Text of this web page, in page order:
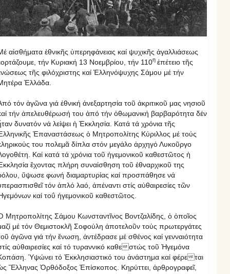
αἰσθήματα ἐθνικῆς ὑπερηφάνειας καί ψυχικῆς ἀγαλλιάσεως
τήν Κυριακή 13 Νοεμβρίου, τήν 110η ἐπέτειο τῆς
τῆς φιλόχριστης καί Ἑλληνόψυχης Σάμου μέ τήν
Ἑλλάδα.
τόν ἀγῶνα γιά ἐθνική ἀνεξαρτησία τοῦ ἀκριτικοῦ μας νησιοῦ
τήν ἀπελευθέρωσή του ἀπό τήν ὀθωμανική βαρβαρότητα δέν
δυνατόν νά λείψει ἡ Ἐκκλησία. Κατά τά χρόνια τῆς
Ἐπαναστάσεως ὁ Μητροπολίτης Κύριλλος μέ τούς
του πολεμᾶ δίπλα στόν μεγάλο ἀρχηγό Λυκοῦργο
Καί κατά τά χρόνια τοῦ ἡγεμονικοῦ καθεστῶτος ἡ
ἔχοντας πλήρη συναίσθηση τοῦ ἐθναρχικοῦ της
ὕψωσε φωνή διαμαρτυρίας καί προσπάθησε νά
τόν ἁπλό λαό, ἀπέναντι στίς αὐθαιρεσίες τῶν
καί τοΰ ἡγεμονικοῦ καθεστῶτος.
Μητροπολίτης Σάμου Κωνσταντῖνος Βοντζαλίδης, ὁ ὁποῖος
μέ τόν Θεμιστοκλῆ Σοφούλη ἀποτελοῦν τούς πρωτεργάτες
ἀγῶνα γιά τήν ἕνωση, ἀντέδρασε μέ σθένος καί γενναιότητα
αὐθαιρεσίες καί τό τυραννικό καθεστώς τοῦ Ἡγεμόνα
Ὑψώνει τό Ἐκκλησιαστικό του ἀνάστημα καί φέρεται
Ἕλληνας Ὀρθόδοξος Ἐπίσκοπος. Κηρύττει, ἀρθρογραφεῖ,